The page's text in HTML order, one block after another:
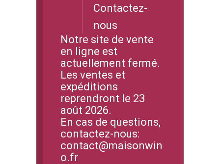
Contactez-
nous
Notre site de vente
en ligne est
actuellement fermé.
Les ventes et
expéditions
reprendront le 23
août 2026.
En cas de questions,
contactez-nous:
contact@maisonwin
o.fr